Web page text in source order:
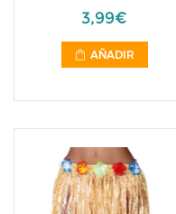
3,99€
AÑADIR